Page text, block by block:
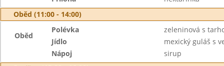
Oběd (11:00 - 14:00)
Oběd
Polévka
zeleninová s
Jídlo
mexický guláš s
Nápoj
sirup